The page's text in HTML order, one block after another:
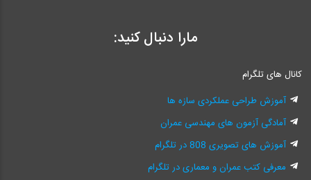
مارا دنبال کنید:
کانال های تلگرام
آموزش طراحی عملکردی سازه ها
آمادگی آزمون های مهندسی عمران
آموزش های تصویری 808 در تلگرام
معرفی کتب عمران و معماری در تلگرام